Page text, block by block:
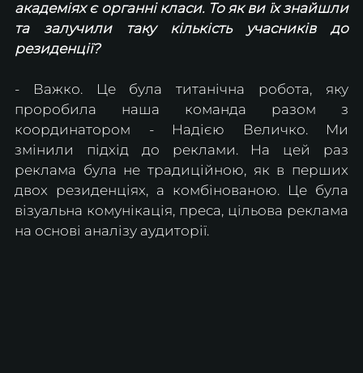
академіях є органні класи. То як ви їх знайшли
та залучили таку кількість учасників до
резиденції?
- Важко. Це була титанічна робота, яку
проробила наша команда разом з
координатором - Надією Величко. Ми
змінили підхід до реклами. На цей раз
реклама була не традиційною, як в перших
двох резиденціях, а комбінованою. Це була
візуальна комунікація, преса, цільова реклама
на основі аналізу аудиторії.